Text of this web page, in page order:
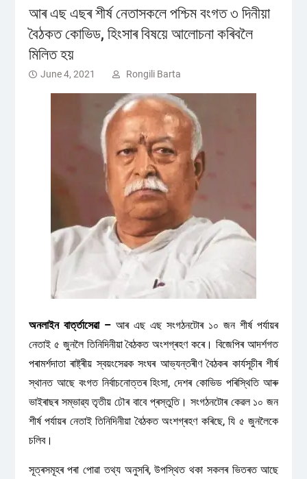
আৰ এছ এছৰ শীৰ্ষ নেতাসকলে পশ্চিম বংগত ৩ দিনীয়া
বৈঠকত কোভিড, হিংসাৰ বিষয়ে আলোচনা কৰিবলৈ
মিলিত হয়
June 4, 2021 Rongili Barta
অনলাইন বাৰ্ত্তাসেৱা –আৰ এছ এছ সংগঠনটোৰ ১০ জন শীৰ্ষ পৰ্যায়ৰ
নেতাই ৫ জুনলৈ তিনিদিনীয়া বৈঠকত অংশগ্ৰহণ কৰে। বিজেপিৰ আদৰ্শগত
পৰামৰ্শদাতা ৰাষ্ট্ৰীয় স্বয়ংসেৱক সংঘৰ আভ্যন্তৰীণ বৈঠকৰ কাৰ্যসূচীৰ শীৰ্ষ
স্থানত আছে বংগত নিৰ্বাচনোত্তৰ হিংসা, দেশৰ কোভিড পৰিস্থিতি আৰু
ভাইৰাছৰ সম্ভাৱ্য তৃতীয় ঢৌৰ বাবে প্ৰস্তুতি। সংগঠনটোৰ কেৱল ১০ জন
শীৰ্ষ পৰ্যায়ৰ নেতাই তিনিদিনীয়া বৈঠকত অংশগ্ৰহণ কৰিছে, যি ৫ জুনলৈকে
চলিব।
সূত্ৰসমূহৰ পৰা পোৱা তথ্য অনুসৰি, উপস্থিত থকা সকলৰ ভিতৰত আছে